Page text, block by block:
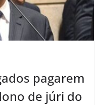
pagarem
de júri do